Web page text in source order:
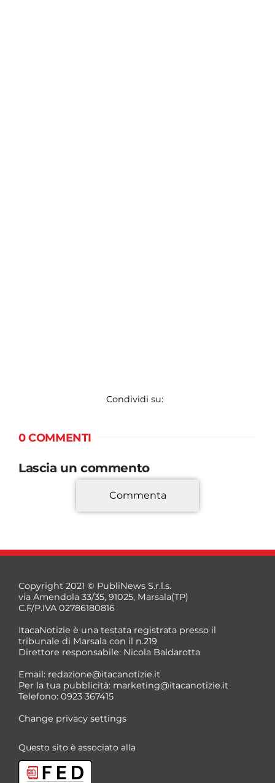
Condividi su:
0 COMMENTI
Lascia un commento
*
*
Commenta
Copyright 2021 © PubliNews S.r.l.s.
via Amendola 33/35, 91025, Marsala(TP)
C.F/P.IVA 02786180816
ItacaNotizie è una testata registrata presso il
tribunale di Marsala con il n.219
Direttore responsabile: Nicola Baldarotta
Email: redazione@itacanotizie.it
Per la tua pubblicità: marketing@itacanotizie.it
Telefono: 0923 367415
Change privacy settings
Questo sito è associato alla